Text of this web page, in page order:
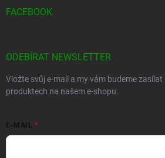
FACEBOOK
ODEBÍRAT NEWSLETTER
Vložte svůj e-mail a my vám budeme
produktech na našem e-shopu.
E-MAIL